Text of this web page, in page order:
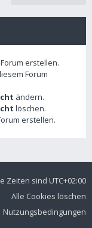
erstellen.
Forum
ändern.
löschen.
erstellen.
Zeiten sind UTC+02:00
Alle Cookies löschen
Nutzungsbedingungen